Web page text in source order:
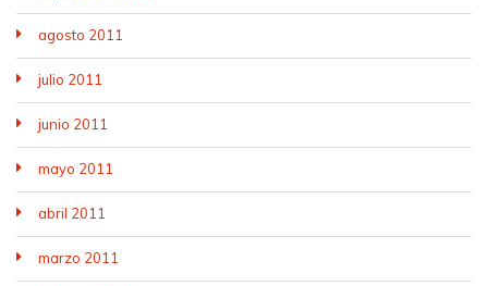
agosto 2011
julio 2011
junio 2011
mayo 2011
abril 2011
marzo 2011